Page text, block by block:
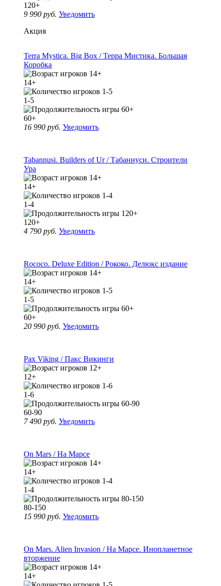
120+
9 990 руб. Уведомить
Акция
Terra Mystica. Big Box / Терра Мистика. Большая
Коробка
14+
1-5
60+
16 990 руб. Уведомить
Tabannusi. Builders of Ur / Табаннуси. Строители
Ура
14+
1-4
120+
4 790 руб. Уведомить
Rococo. Deluxe Edition / Рококо. Делюкс издание
14+
1-5
60+
20 990 руб. Уведомить
Pax Viking / Пакс Викинги
12+
1-6
60-90
7 490 руб. Уведомить
On Mars / На Марсе
14+
1-4
80-150
15 990 руб. Уведомить
On Mars. Alien Invasion / На Марсе. Инопланетное
вторжение
14+